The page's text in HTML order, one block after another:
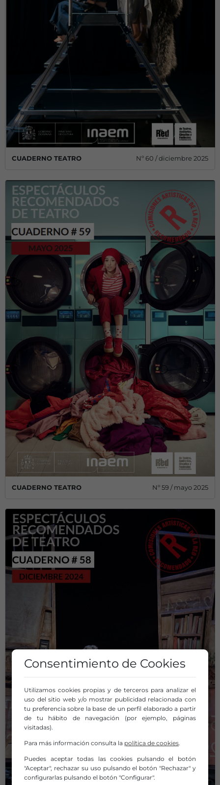
CUADERNO TEATRO Nº 60 / diciembre 2025
CUADERNO TEATRO Nº 59 / mayo 2025
Consentimiento de Cookies
Utilizamos cookies propias y de terceros para analizar el
uso del sitio web y/o mostrar publicidad relacionada con
tu preferencia sobre la base de un perfil elaborado a partir
de tu hábito de navegación (por ejemplo, páginas
visitadas).
Para más información consulta la política de cookies
Puedes aceptar todas las cookies pulsando el botón
"Aceptar", rechazar su uso pulsando el botón "Rechazar" y
configurarlas pulsando el botón "Configurar".